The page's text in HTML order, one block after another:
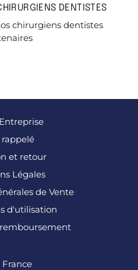
DENTISTES
chirurgiens dentistes
rappelé
et retour
Légales
de Vente
d'utilisation
France